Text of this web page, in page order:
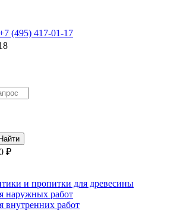
(495) 417-01-17
Найти
₽
и пропитки для древесины
наружных работ
внутренних работ